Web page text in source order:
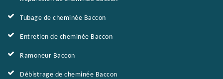
Tubage de cheminée Baccon
Entretien de cheminée Baccon
Ramoneur Baccon
Débistrage de cheminée Baccon